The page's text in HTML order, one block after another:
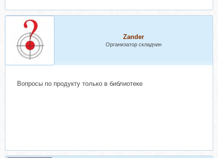
Zander
Организатор складчин
Вопросы по продукту только в библиотеке